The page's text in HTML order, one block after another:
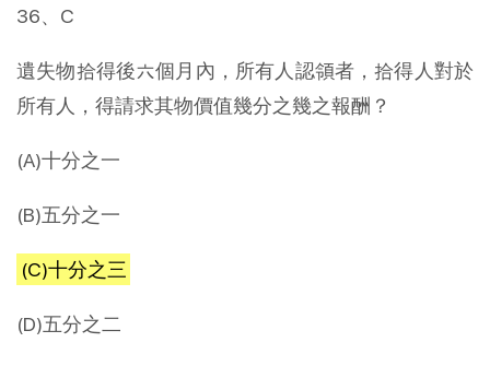
36、C
遺失物拾得後六個月內，所有人認領者，拾得人對於
所有人，得請求其物價值幾分之幾之報酬？
(A)十分之一
(B)五分之一
(C)十分之三
(D)五分之二